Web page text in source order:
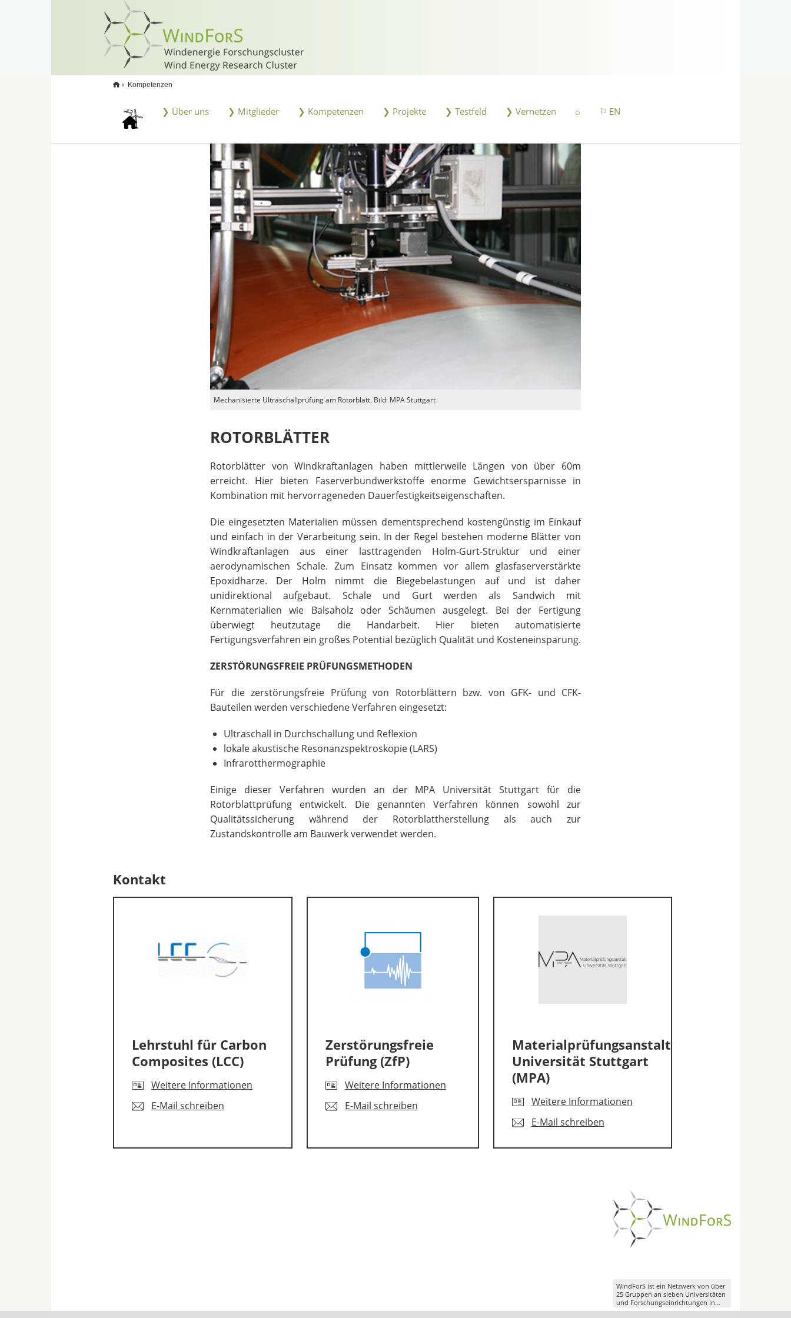
Kompetenzen
❯ Über uns ❯ Mitglieder ❯ Kompetenzen ❯ Projekte ❯ Testfeld ❯ Vernetzen ⌕ ⚐ EN
Mechanisierte Ultraschallprüfung am Rotorblatt. Bild: MPA Stuttgart
ROTORBLÄTTER
Rotorblätter von Windkraftanlagen haben mittlerweile Längen von über 60m
erreicht. Hier bieten Faserverbundwerkstoffe enorme Gewichtsersparnisse in
Kombination mit hervorrageneden Dauerfestigkeitseigenschaften.
Die eingesetzten Materialien müssen dementsprechend kostengünstig im Einkauf
und einfach in der Verarbeitung sein. In der Regel bestehen moderne Blätter von
Windkraftanlagen aus einer lasttragenden Holm-Gurt-Struktur und einer
aerodynamischen Schale. Zum Einsatz kommen vor allem glasfaserverstärkte
Epoxidharze. Der Holm nimmt die Biegebelastungen auf und ist daher
unidirektional aufgebaut. Schale und Gurt werden als Sandwich mit
Kernmaterialien wie Balsaholz oder Schäumen ausgelegt. Bei der Fertigung
überwiegt heutzutage die Handarbeit. Hier bieten automatisierte
Fertigungsverfahren ein großes Potential bezüglich Qualität und Kosteneinsparung.
ZERSTÖRUNGSFREIE PRÜFUNGSMETHODEN
Für die zerstörungsfreie Prüfung von Rotorblättern bzw. von GFK- und CFK-
Bauteilen werden verschiedene Verfahren eingesetzt:
Ultraschall in Durchschallung und Reflexion
lokale akustische Resonanzspektroskopie (LARS)
Infrarotthermographie
Einige dieser Verfahren wurden an der MPA Universität Stuttgart für die
Rotorblattprüfung entwickelt. Die genannten Verfahren können sowohl zur
Qualitätssicherung während der Rotorblattherstellung als auch zur
Zustandskontrolle am Bauwerk verwendet werden.
Kontakt
Lehrstuhl für Carbon
Composites (LCC)
Weitere Informationen
E-Mail schreiben
Zerstörungsfreie
Prüfung (ZfP)
Weitere Informationen
E-Mail schreiben
Materialprüfungsanstalt
Universität Stuttgart
(MPA)
Weitere Informationen
E-Mail schreiben
WindForS ist ein Netzwerk von über
25 Gruppen an sieben Universitäten
und Forschungseinrichtungen in
Süddeutschland.